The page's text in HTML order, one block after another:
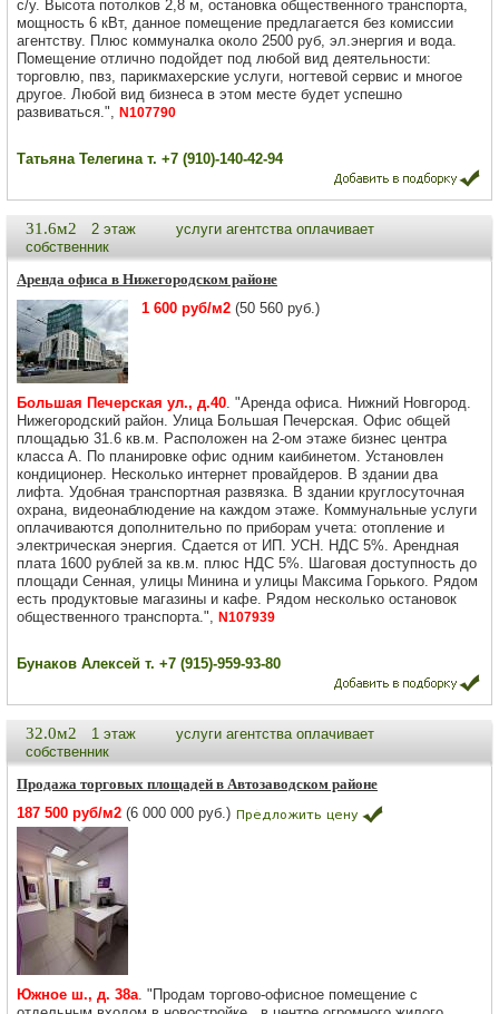
с/у. Высота потолков 2,8 м, остановка общественного транспорта,
мощность 6 кВт, данное помещение предлагается без комиссии
агентству. Плюс коммуналка около 2500 руб, эл.энергия и вода.
Помещение отлично подойдет под любой вид деятельности:
торговлю, пвз, парикмахерские услуги, ногтевой сервис и многое
другое. Любой вид бизнеса в этом месте будет успешно
развиваться.", N107790
Татьяна Телегина т. +7 (910)-140-42-94
31.6м2 2 этаж
услуги агентства оплачивает
собственник
Аренда офиса в Нижегородском районе
1 600 руб/м2 (50 560 руб.)
Большая Печерская ул., д.40. "Аренда офиса. Нижний Новгород.
Нижегородский район. Улица Большая Печерская. Офис общей
площадью 31.6 кв.м. Расположен на 2-ом этаже бизнес центра
класса А. По планировке офис одним каибинетом. Установлен
кондиционер. Несколько интернет провайдеров. В здании два
лифта. Удобная транспортная развязка. В здании круглосуточная
охрана, видеонаблюдение на каждом этаже. Коммунальные услуги
оплачиваются дополнительно по приборам учета: отопление и
электрическая энергия. Сдается от ИП. УСН. НДС 5%. Арендная
плата 1600 рублей за кв.м. плюс НДС 5%. Шаговая доступность до
площади Сенная, улицы Минина и улицы Максима Горького. Рядом
есть продуктовые магазины и кафе. Рядом несколько остановок
общественного транспорта.", N107939
Бунаков Алексей т. +7 (915)-959-93-80
32.0м2 1 этаж
услуги агентства оплачивает
собственник
Продажа торговых площадей в Автозаводском районе
187 500 руб/м2 (6 000 000 руб.)
Южное ш., д. 38а. "Продам торгово-офисное помещение с